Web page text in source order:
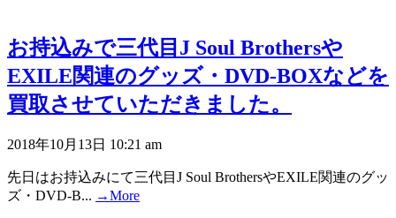
お持込みで三代目J Soul Brothersや
EXILE関連のグッズ・DVD-BOXなどを
買取させていただきました。
2018年10月13日 10:21 am
先日はお持込みにて三代目J Soul BrothersやEXILE関連のグッ
ズ・DVD-B... →More